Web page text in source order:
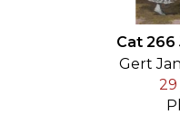
Cat
Gert